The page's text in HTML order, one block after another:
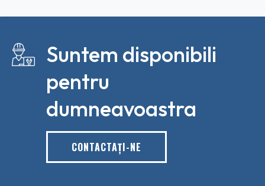
Suntem disponibili
pentru
dumneavoastra
CONTACTAŢI-NE